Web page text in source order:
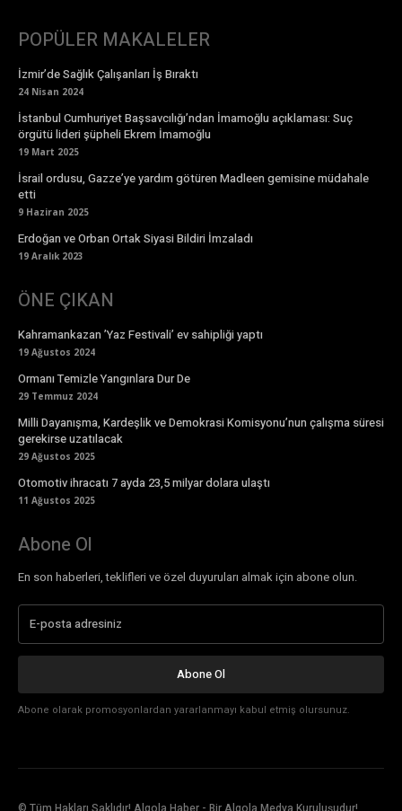
POPÜLER MAKALELER
İzmir’de Sağlık Çalışanları İş Bıraktı
24 Nisan 2024
İstanbul Cumhuriyet Başsavcılığı’ndan İmamoğlu açıklaması: Suç
örgütü lideri şüpheli Ekrem İmamoğlu
19 Mart 2025
İsrail ordusu, Gazze’ye yardım götüren Madleen gemisine müdahale
etti
9 Haziran 2025
Erdoğan ve Orban Ortak Siyasi Bildiri İmzaladı
19 Aralık 2023
ÖNE ÇIKAN
Kahramankazan ’Yaz Festivali’ ev sahipliği yaptı
19 Ağustos 2024
Ormanı Temizle Yangınlara Dur De
29 Temmuz 2024
Milli Dayanışma, Kardeşlik ve Demokrasi Komisyonu’nun çalışma süresi
gerekirse uzatılacak
29 Ağustos 2025
Otomotiv ihracatı 7 ayda 23,5 milyar dolara ulaştı
11 Ağustos 2025
Abone Ol
En son haberleri, teklifleri ve özel duyuruları almak için abone olun.
Abone Ol
Abone olarak promosyonlardan yararlanmayı kabul etmiş olursunuz.